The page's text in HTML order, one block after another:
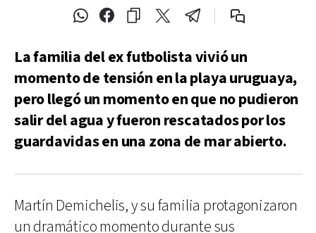
La familia del ex futbolista vivió un
momento de tensión en la playa uruguaya,
pero llegó un momento en que no pudieron
salir del agua y fueron rescatados por los
guardavidas en una zona de mar abierto.
Martín Demichelis, y su familia protagonizaron
un dramático momento durante sus